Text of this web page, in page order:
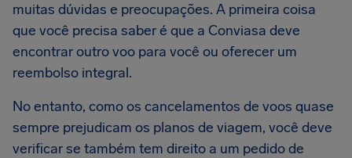
muitas dúvidas e preocupações. A primeira coisa
que você precisa saber é que a Conviasa deve
encontrar outro voo para você ou oferecer um
reembolso integral.
No entanto, como os cancelamentos de voos quase
sempre prejudicam os planos de viagem, você deve
verificar se também tem direito a um pedido de